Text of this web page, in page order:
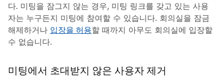
다. 미팅을 잠그지 않는 경우, 미팅 링크를 갖고 있는 사용
자는 누구든지 미팅에 참여할 수 있습니다. 회의실을 잠금
해제하거나 입장을 허용할 때까지 아무도 회의실에 입장할
수 없습니다.
미팅에서 초대받지 않은 사용자 제거